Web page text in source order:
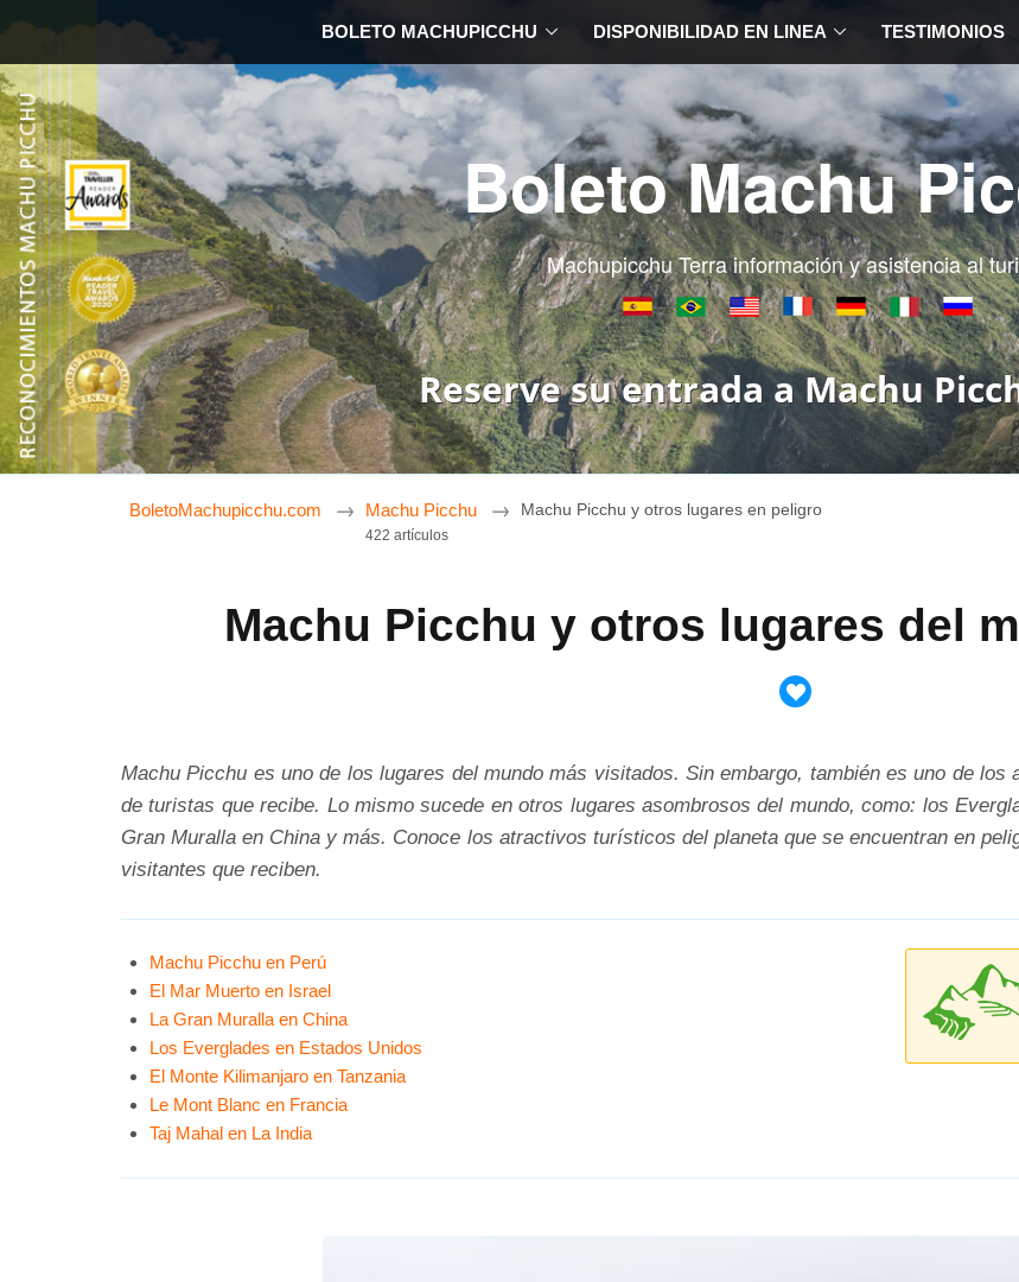
BOLETO MACHUPICCHU DISPONIBILIDAD EN LINEA TESTIMONIOS
Boleto Machu
Machupicchu Terra información y asistencia al
Reserve su entrada a Machu
BoletoMachupicchu.com Machu Picchu
422 artículos
Machu Picchu y otros lugares en peligro
Machu Picchu y otros lugares del
Machu Picchu es uno de los lugares del mundo más visitados. Sin embargo, también es uno de
de turistas que recibe. Lo mismo sucede en otros lugares asombrosos del mundo, como: los
Gran Muralla en China y más. Conoce los atractivos turísticos del planeta que se encuentran en
visitantes que reciben.
Machu Picchu en Perú
El Mar Muerto en Israel
La Gran Muralla en China
Los Everglades en Estados Unidos
El Monte Kilimanjaro en Tanzania
Le Mont Blanc en Francia
Taj Mahal en La India